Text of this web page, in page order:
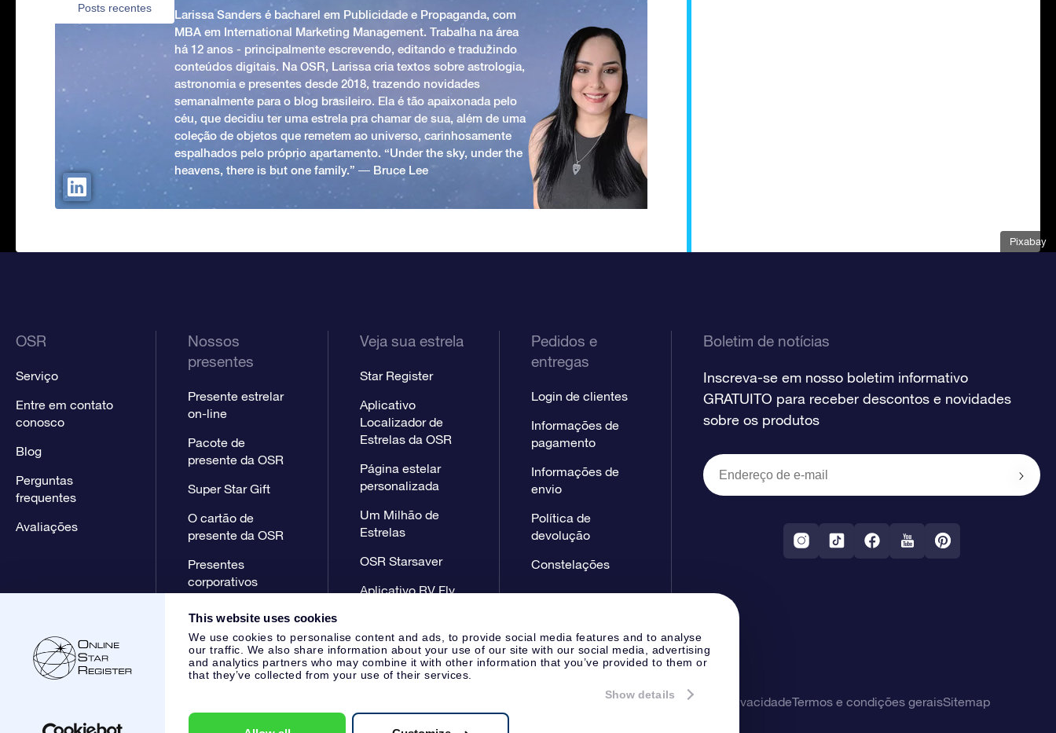
This website uses cookies
We use cookies to personalise content and ads, to provide social media features and to analyse
our traffic. We also share information about your use of our site with our social media, advertising
and analytics partners who may combine it with other information that you’ve provided to them or
that they’ve collected from your use of their services.
Show details
Pixabay
Posts recentes
Larissa Sanders é bacharel em Publicidade e Propaganda, com
MBA em International Marketing Management. Trabalha na área
há 12 anos - principalmente escrevendo, editando e traduzindo
conteúdos digitais. Na OSR, Larissa cria textos sobre astrologia,
astronomia e presentes desde 2018, trazendo novidades
semanalmente para o blog brasileiro. Ela é tão apaixonada pelo
céu, que decidiu ter uma estrela pra chamar de sua, além de uma
coleção de objetos que remetem ao universo, carinhosamente
espalhados pelo próprio apartamento. “Under the sky, under the
heavens, there is but one family.” ― Bruce Lee
OSR
Serviço
Entre em contato
conosco
Blog
Perguntas
frequentes
Avaliações
Nossos
presentes
Presente estrelar
on-line
Pacote de
presente da OSR
Super Star Gift
O cartão de
presente da OSR
Presentes
corporativos
Veja sua estrela
Star Register
Aplicativo
Localizador de
Estrelas da OSR
Página estelar
personalizada
Um Milhão de
Estrelas
OSR Starsaver
Aplicativo RV Fly
Pedidos e
entregas
Login de clientes
Informações de
pagamento
Informações de
envio
Política de
devolução
Constelações
Boletim de notícias
Inscreva-se em nosso boletim informativo
GRATUITO para receber descontos e novidades
sobre os produtos
Página de imprensaDeclaração de privacidadeTermos e condições geraisSitemap